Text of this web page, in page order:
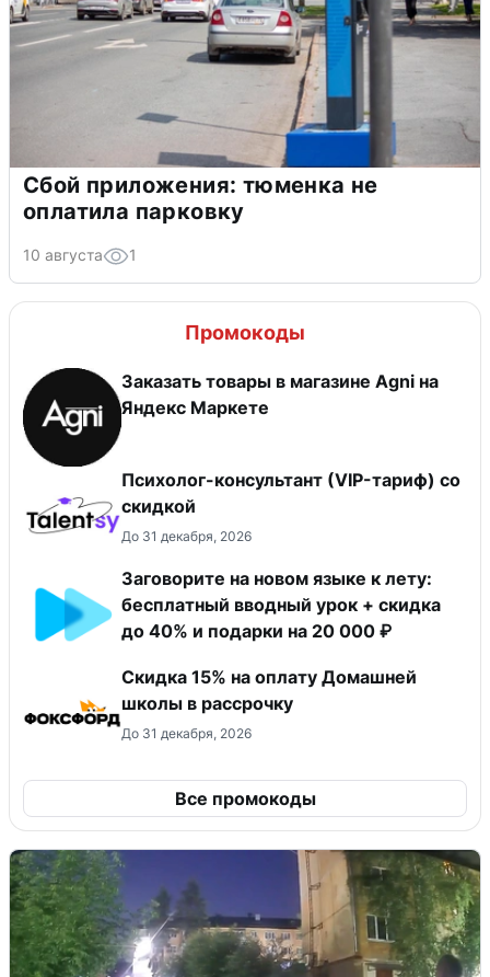
Сбой приложения: тюменка не
оплатила парковку
10 августа 1
Промокоды
Заказать товары в магазине Agni на
Яндекс Маркете
Психолог-консультант (VIP-тариф) со
скидкой
До 31 декабря, 2026
Заговорите на новом языке к лету:
бесплатный вводный урок + скидка
до 40% и подарки на 20 000 ₽
Скидка 15% на оплату Домашней
школы в рассрочку
До 31 декабря, 2026
Все промокоды